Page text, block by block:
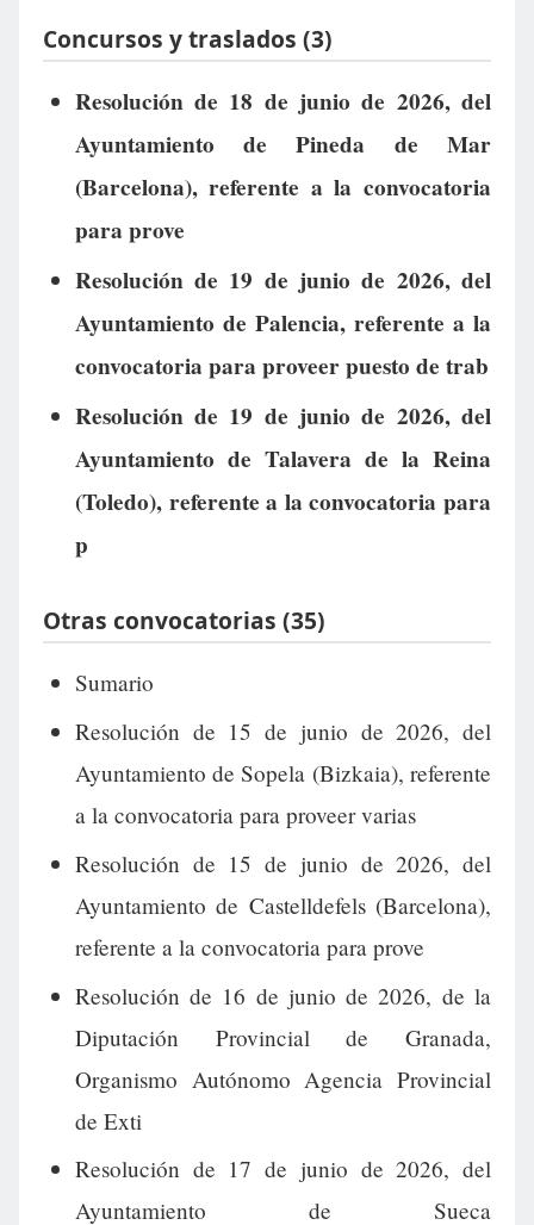
Concursos y traslados (3)
Resolución de 18 de junio de 2026, del
Ayuntamiento de Pineda de Mar
(Barcelona), referente a la convocatoria
para prove
Resolución de 19 de junio de 2026, del
Ayuntamiento de Palencia, referente a la
convocatoria para proveer puesto de trab
Resolución de 19 de junio de 2026, del
Ayuntamiento de Talavera de la Reina
(Toledo), referente a la convocatoria para
p
Otras convocatorias (35)
Sumario
Resolución de 15 de junio de 2026, del
Ayuntamiento de Sopela (Bizkaia), referente
a la convocatoria para proveer varias
Resolución de 15 de junio de 2026, del
Ayuntamiento de Castelldefels (Barcelona),
referente a la convocatoria para prove
Resolución de 16 de junio de 2026, de la
Diputación Provincial de Granada,
Organismo Autónomo Agencia Provincial
de Exti
Resolución de 17 de junio de 2026, del
Ayuntamiento de Sueca